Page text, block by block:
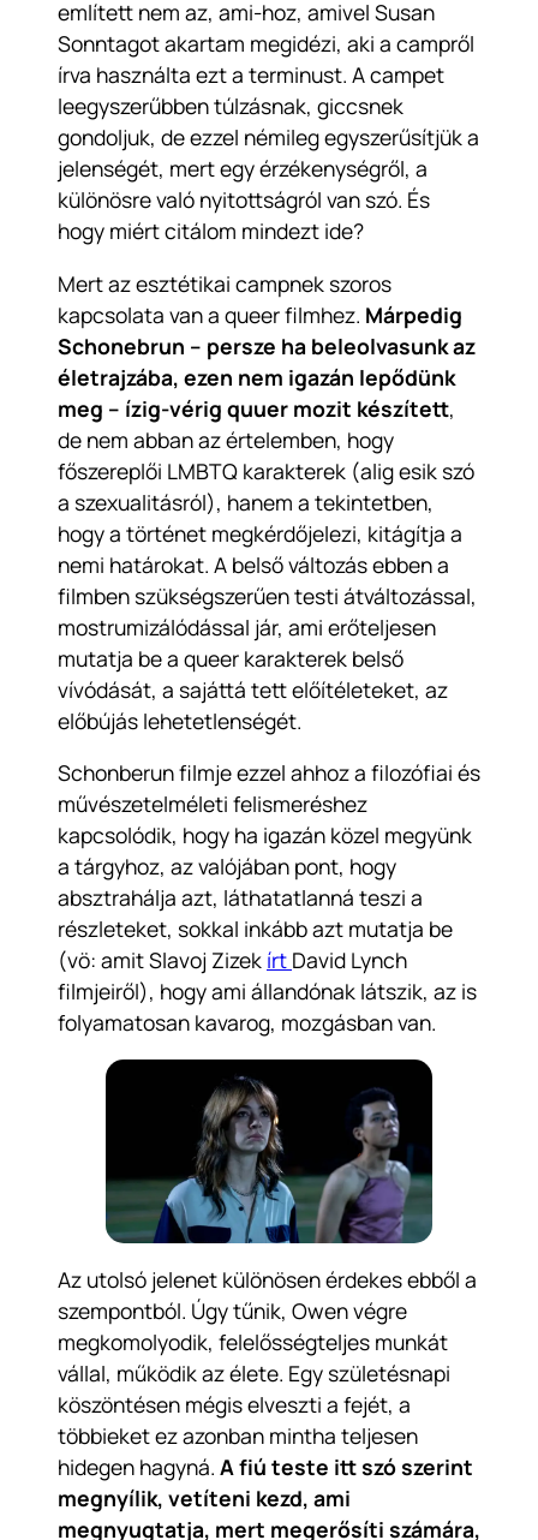
említett nem az, ami-hoz, amivel Susan
Sonntagot akartam megidézi, aki a campről
írva használta ezt a terminust. A campet
leegyszerűbben túlzásnak, giccsnek
gondoljuk, de ezzel némileg egyszerűsítjük a
jelenségét, mert egy érzékenységről, a
különösre való nyitottságról van szó. És
hogy miért citálom mindezt ide?
Mert az esztétikai campnek szoros
kapcsolata van a queer filmhez. Márpedig
Schonebrun – persze ha beleolvasunk az
életrajzába, ezen nem igazán lepődünk
meg – ízig-vérig quuer mozit készített,
de nem abban az értelemben, hogy
főszereplői LMBTQ karakterek (alig esik szó
a szexualitásról), hanem a tekintetben,
hogy a történet megkérdőjelezi, kitágítja a
nemi határokat. A belső változás ebben a
filmben szükségszerűen testi átváltozással,
mostrumizálódással jár, ami erőteljesen
mutatja be a queer karakterek belső
vívódását, a sajáttá tett előítéleteket, az
előbújás lehetetlenségét.
Schonberun filmje ezzel ahhoz a filozófiai és
művészetelméleti felismeréshez
kapcsolódik, hogy ha igazán közel megyünk
a tárgyhoz, az valójában pont, hogy
absztrahálja azt, láthatatlanná teszi a
részleteket, sokkal inkább azt mutatja be
(vö: amit Slavoj Zizek írt David Lynch
filmjeiről), hogy ami állandónak látszik, az is
folyamatosan kavarog, mozgásban van.
Az utolsó jelenet különösen érdekes ebből a
szempontból. Úgy tűnik, Owen végre
megkomolyodik, felelősségteljes munkát
vállal, működik az élete. Egy születésnapi
köszöntésen mégis elveszti a fejét, a
többieket ez azonban mintha teljesen
hidegen hagyná. A fiú teste itt szó szerint
megnyílik, vetíteni kezd, ami
megnyugtatja, mert megerősíti számára,